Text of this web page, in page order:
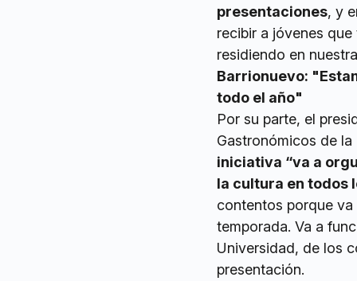
presentaciones, y
recibir a jóvenes
residiendo en
Barrionuevo:
todo el año"
Por su parte, el
Gastronómicos de
iniciativa “va a
la cultura en todos
contentos porque
temporada. Va a
Universidad, de los
presentación.